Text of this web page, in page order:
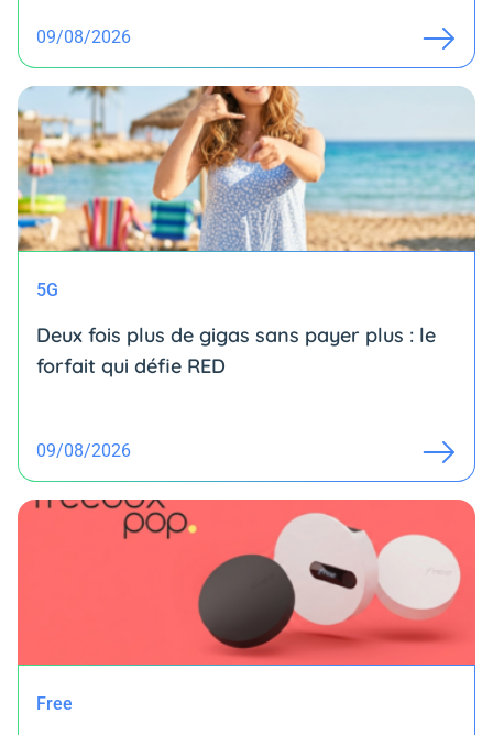
09/08/2026
5G
Deux fois plus de gigas sans payer plus : le
forfait qui défie RED
09/08/2026
Free